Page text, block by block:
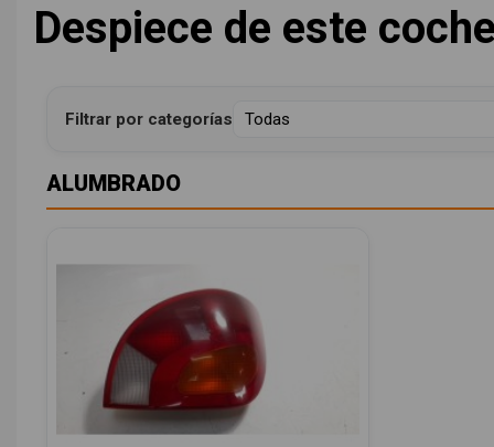
Despiece de este
Filtrar por categorías
ALUMBRADO